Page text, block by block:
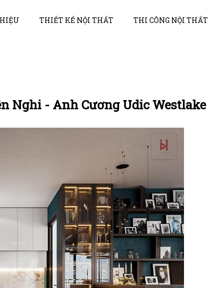
THIẾT KẾ NỘI THẤT THI CÔNG NỘI THẤT
Nghi - Anh Cương Udic Westlake